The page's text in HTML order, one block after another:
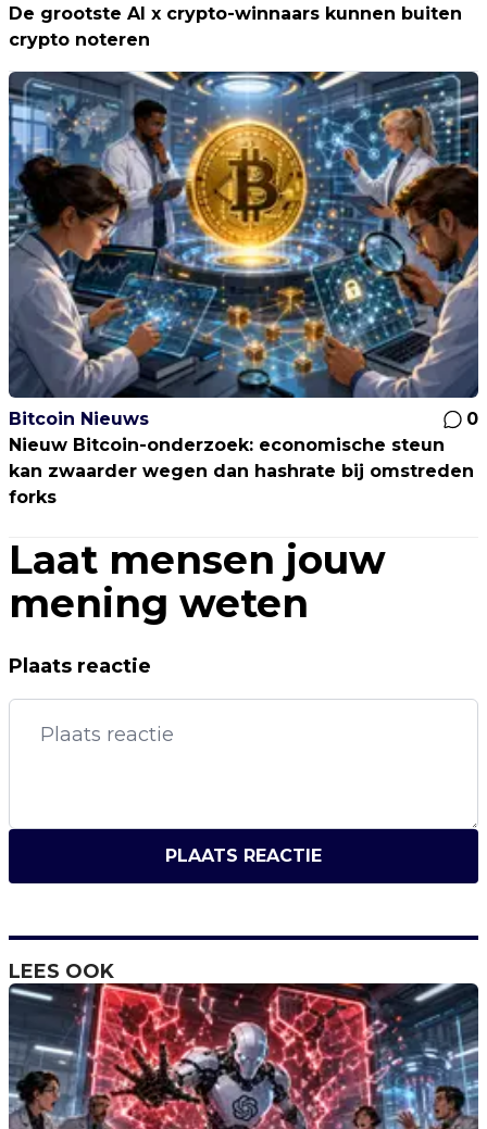
De grootste AI x crypto-winnaars kunnen buiten
crypto noteren
Bitcoin Nieuws
0
Nieuw Bitcoin-onderzoek: economische steun
kan zwaarder wegen dan hashrate bij omstreden
forks
Laat mensen jouw
mening weten
Plaats reactie
PLAATS REACTIE
LEES OOK